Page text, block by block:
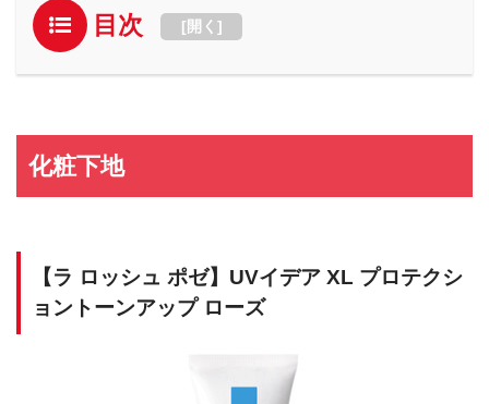
目次 [開く ]
化粧下地
【ラ ロッシュ ポゼ】UVイデア XL プロテクシ
ョントーンアップ ローズ